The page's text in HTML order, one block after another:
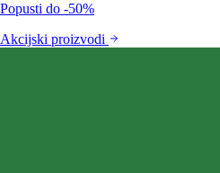
Popusti do -50%
Akcijski proizvodi